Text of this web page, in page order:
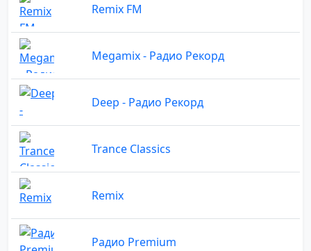
Remix FM
Megamix - Радио Рекорд
Deep - Радио Рекорд
Trance Classics
Remix
Радио Premium